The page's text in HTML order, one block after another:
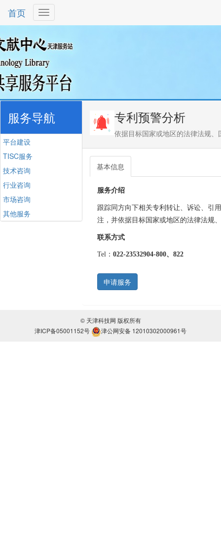
首页
服务导航
平台建设
TISC服务
技术咨询
行业咨询
市场咨询
其他服务
专利预警分析
依据目标国家或地区的法律法规
基本信息
服务介绍
跟踪同方向下相关专利转让、诉讼、引
注，并依据目标国家或地区的法律法规
联系方式
Tel：022-23532904-800、822
申请服务
© 天津科技网 版权所有
津ICP备05001152号
津公网安备 12010302000961号